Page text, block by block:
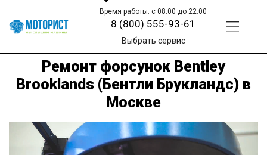
Время работы: с 08:00 до 22:00
8 (800) 555-93-61
Выбрать сервис
Ремонт форсунок Bentley
Brooklands (Бентли Брукландс) в
Москве